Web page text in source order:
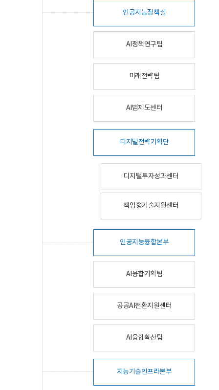
인공지능정책실
AI정책연구팀
미래전략팀
AI법제도센터
디지털전략기획단
디지털투자성과센터
책임형기술지원센터
인공지능융합본부
AI융합기획팀
공공AI전환지원센터
AI융합확산팀
지능기술인프라본부